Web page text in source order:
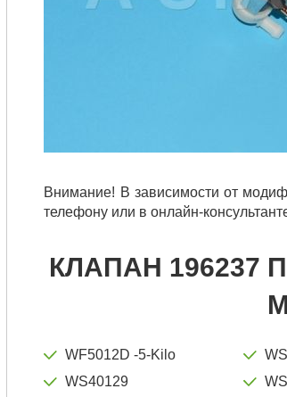
Внимание! В зависимости от
телефону или в онлайн-
КЛАПАН
WF5012D -5-Kilo
WS40129